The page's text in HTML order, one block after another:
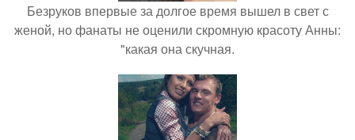
Безруков впервые за долгое время вышел в свет с
женой, но фанаты не оценили скромную красоту Анны:
"какая она скучная.